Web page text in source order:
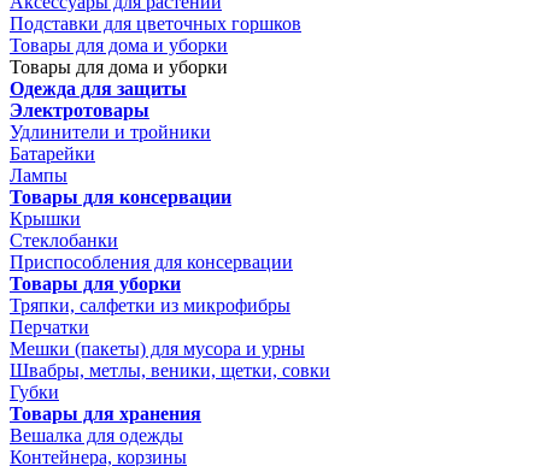
Подставки для цветочных горшков
Товары для дома и уборки
Товары для дома и уборки
Одежда для защиты
Электротовары
Удлинители и тройники
Батарейки
Лампы
Товары для консервации
Крышки
Стеклобанки
Приспособления для консервации
Товары для уборки
Тряпки, салфетки из микрофибры
Перчатки
Мешки (пакеты) для мусора и урны
Швабры, метлы, веники, щетки, совки
Губки
Товары для хранения
Вешалка для одежды
Контейнера, корзины